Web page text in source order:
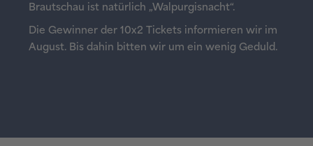
Brautschau ist natürlich „Walpurgisnacht“.
Die Gewinner der 10x2 Tickets informieren wir im
August. Bis dahin bitten wir um ein wenig Geduld.